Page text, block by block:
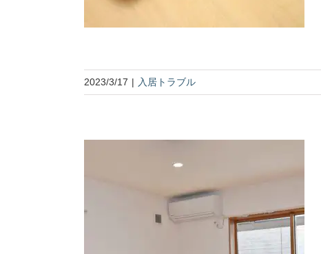
2023/3/17 | 入居トラブル